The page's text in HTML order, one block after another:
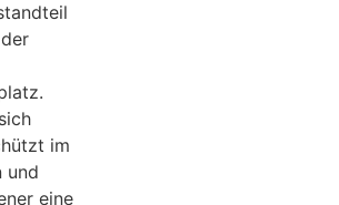
im
und
eine